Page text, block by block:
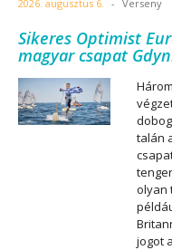
2026. augusztus 6. - Verseny
Sikeres Optimist
magyar csapat
talán
olyan
jogot